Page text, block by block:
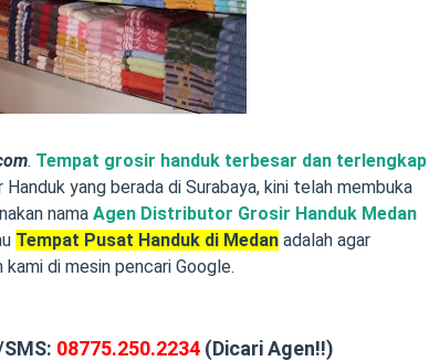
. Tempat grosir handuk terbesar dan terlengkap
Handuk yang berada di Surabaya, kini telah membuka
nama Agen Distributor Grosir Handuk Medan
Tempat Pusat Handuk di Medan adalah agar
di mesin pencari Google.
08775.250.2234 (Dicari Agen!!)